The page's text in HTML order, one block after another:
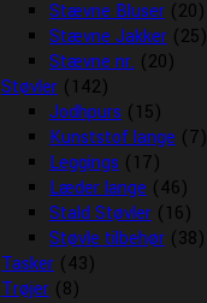
Stævne Bluser (20)
Stævne Jakker (25)
Stævne nr. (20)
Støvler (142)
Jodhpurs (15)
Kunststof lange (7)
Leggings (17)
Læder lange (46)
Stald Støvler (16)
Støvle tilbehør (38)
Tasker (43)
Trøjer (8)